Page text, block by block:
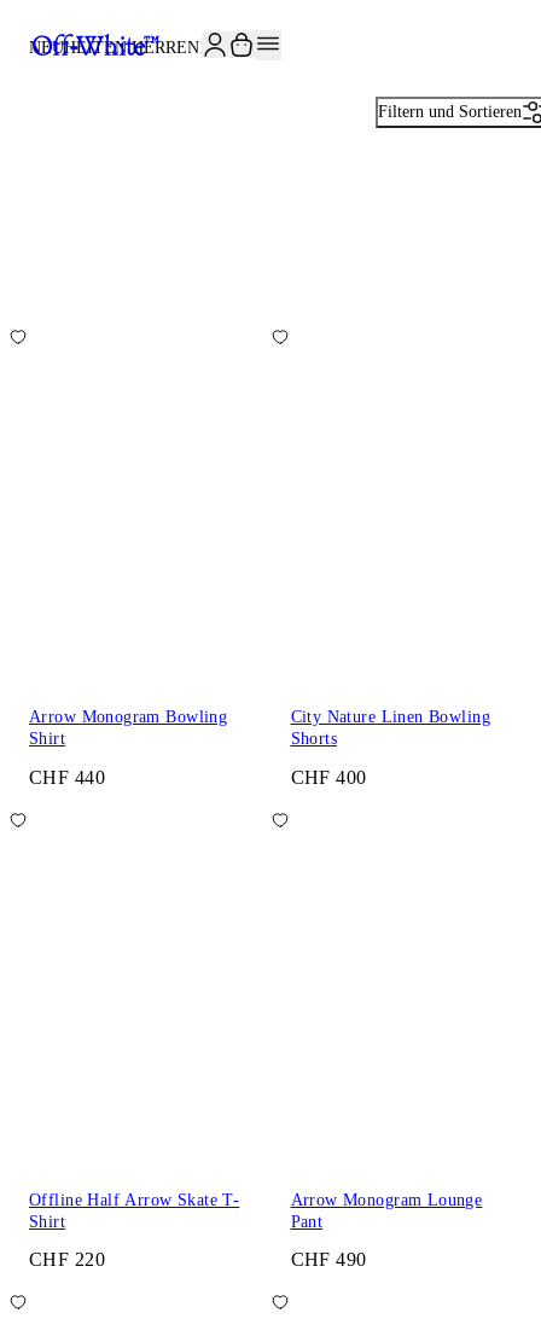
NEUHEITEN HERREN183
Filtern und Sortieren
Arrow Monogram Bowling
Shirt
CHF 440
City Nature Linen Bowling
Shorts
CHF 400
Offline Half Arrow Skate T-
Shirt
CHF 220
Arrow Monogram Lounge
Pant
CHF 490